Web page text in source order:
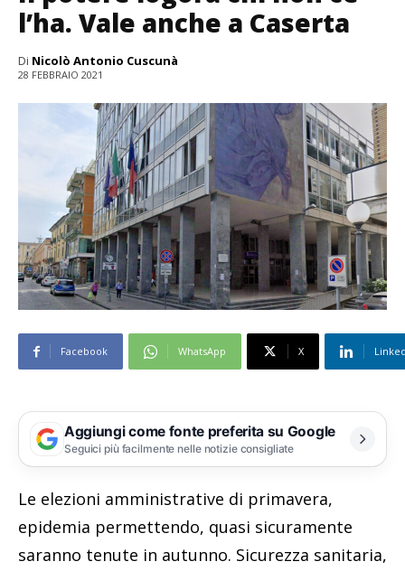
l’ha. Vale anche a Caserta
Di Nicolò Antonio Cuscunà
28 FEBBRAIO 2021
Facebook WhatsApp X
Aggiungi come fonte preferita su Google
Seguici più facilmente nelle notizie consigliate
Le elezioni amministrative di primavera,
epidemia permettendo, quasi sicuramente
saranno tenute in autunno. Sicurezza sanitaria,